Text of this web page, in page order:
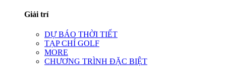
Giải trí
DỰ BÁO THỜI TIẾT
TẠP CHÍ GOLF
MORE
CHƯƠNG TRÌNH ĐẶC BIỆT